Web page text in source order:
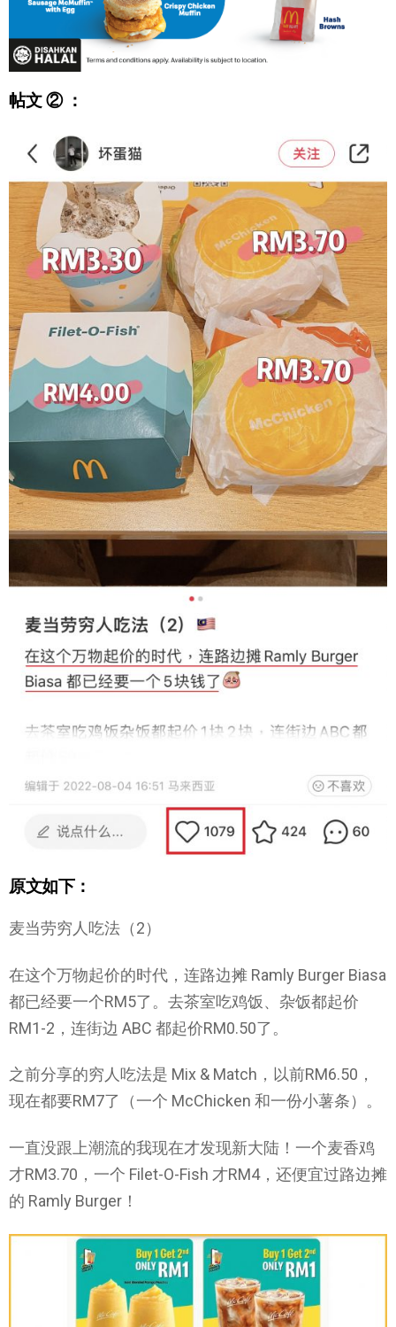
帖文 ② ：
原文如下：
麦当劳穷人吃法（2）
在这个万物起价的时代，连路边摊 Ramly Burger Biasa
都已经要一个RM5了。去茶室吃鸡饭、杂饭都起价
RM1-2，连街边 ABC 都起价RM0.50了。
之前分享的穷人吃法是 Mix & Match，以前RM6.50，
现在都要RM7了（一个 McChicken 和一份小薯条）。
一直没跟上潮流的我现在才发现新大陆！一个麦香鸡
才RM3.70，一个 Filet-O-Fish 才RM4，还便宜过路边摊
的 Ramly Burger！